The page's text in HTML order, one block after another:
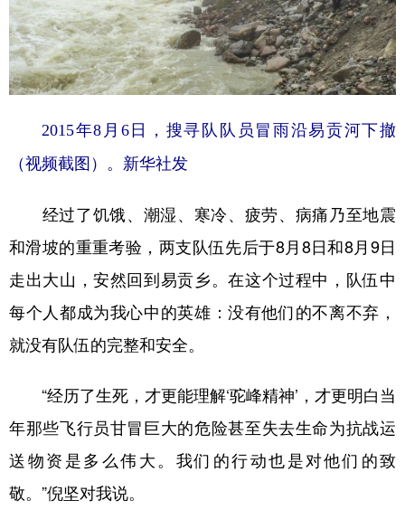
2015年8月6日，搜寻队队员冒雨沿易贡河下撤
（视频截图）。新华社发
经过了饥饿、潮湿、寒冷、疲劳、病痛乃至地震
和滑坡的重重考验，两支队伍先后于8月8日和8月9日
走出大山，安然回到易贡乡。在这个过程中，队伍中
每个人都成为我心中的英雄：没有他们的不离不弃，
就没有队伍的完整和安全。
“经历了生死，才更能理解‘驼峰精神’，才更明白当
年那些飞行员甘冒巨大的危险甚至失去生命为抗战运
送物资是多么伟大。我们的行动也是对他们的致
敬。”倪坚对我说。